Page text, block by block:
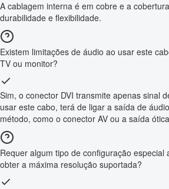
A cablagem interna é em cobre e a
durabilidade e flexibilidade.
Existem limitações de áudio ao usar este
TV ou monitor?
Sim, o conector DVI transmite apenas sinal
usar este cabo, terá de ligar a saída de
método, como o conector AV ou a saída
Requer algum tipo de configuração especial
obter a máxima resolução suportada?